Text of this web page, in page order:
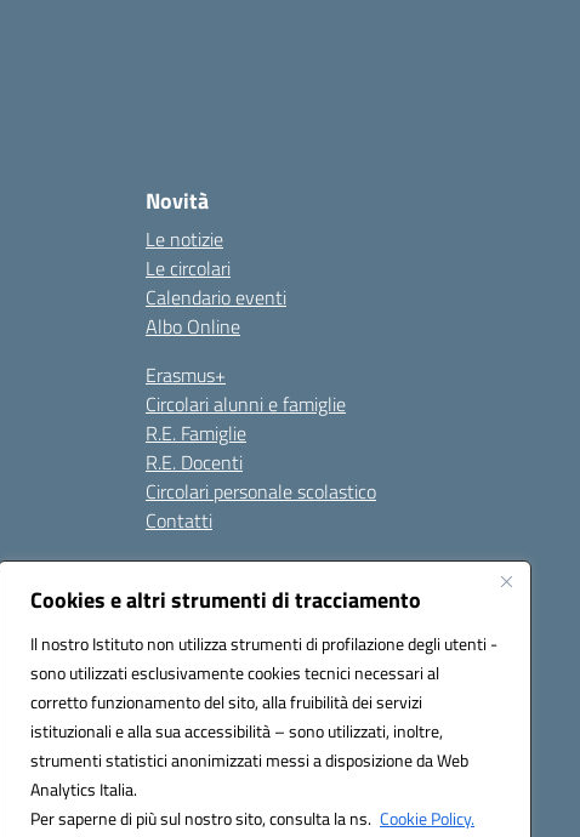
Cookies e altri strumenti di tracciamento
Il nostro Istituto non utilizza strumenti di profilazione degli utenti -
sono utilizzati esclusivamente cookies tecnici necessari al
corretto funzionamento del sito, alla fruibilità dei servizi
istituzionali e alla sua accessibilità – sono utilizzati, inoltre,
strumenti statistici anonimizzati messi a disposizione da Web
Analytics Italia.
Per saperne di più sul nostro sito, consulta la ns. Cookie Policy.
Novità
Le notizie
Le circolari
Calendario eventi
Albo Online
Erasmus+
Circolari alunni e famiglie
R.E. Famiglie
R.E. Docenti
Circolari personale scolastico
Contatti
Seguici su: